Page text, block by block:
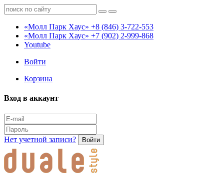
«Молл Парк Хаус» +8 (846) 3-722-553
«Молл Парк Хаус» +7 (902) 2-999-868
Youtube
Войти
Корзина
Вход в аккаунт
Нет учетной записи? Войти